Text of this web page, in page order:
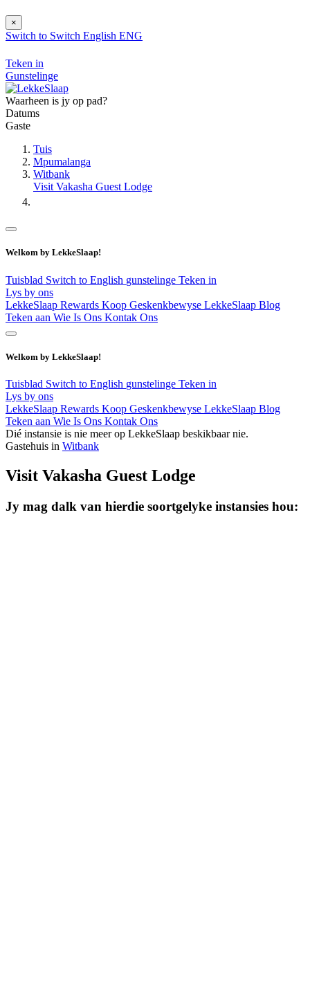
×
Switch to Switch English ENG
Teken in
Gunstelinge
Waarheen is jy op pad?
Datums
Gaste
Tuis
Mpumalanga
Witbank
Visit Vakasha Guest Lodge
Welkom by LekkeSlaap!
Tuisblad Switch to English gunstelinge Teken in
Lys by ons
LekkeSlaap Rewards Koop Geskenkbewyse LekkeSlaap Blog
Teken aan Wie Is Ons Kontak Ons
Welkom by LekkeSlaap!
Tuisblad Switch to English gunstelinge Teken in
Lys by ons
LekkeSlaap Rewards Koop Geskenkbewyse LekkeSlaap Blog
Teken aan Wie Is Ons Kontak Ons
Dié instansie is nie meer op LekkeSlaap beskikbaar nie.
Gastehuis in Witbank
Visit Vakasha Guest Lodge
Jy mag dalk van hierdie soortgelyke instansies hou: